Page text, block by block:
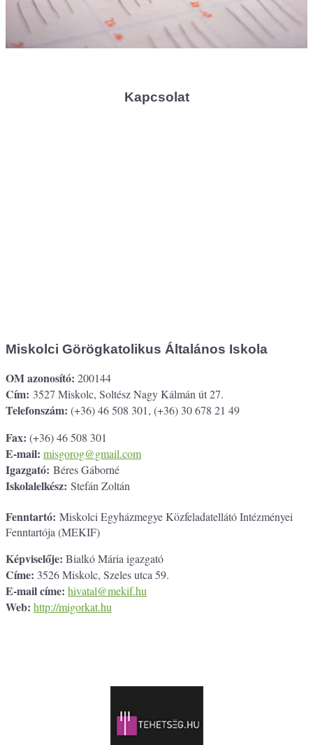
Kapcsolat
Miskolci Görögkatolikus Általános Iskola
OM azonosító: 200144
Cím: 3527 Miskolc, Soltész Nagy Kálmán út 27.
Telefonszám: (+36) 46 508 301, (+36) 30 678 21 49
Fax: (+36) 46 508 301
E-mail: misgorog@gmail.com
Igazgató: Béres Gáborné
Iskolalelkész: Stefán Zoltán
Fenntartó: Miskolci Egyházmegye Közfeladatellátó Intézményei
Fenntartója (MEKIF)
Képviselője: Bialkó Mária igazgató
Címe: 3526 Miskolc, Szeles utca 59.
E-mail címe: hivatal@mekif.hu
Web: http://migorkat.hu